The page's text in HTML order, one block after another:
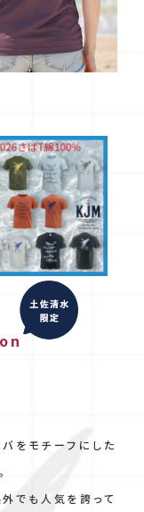
をモチーフにした
でも人気を誇って